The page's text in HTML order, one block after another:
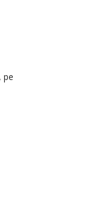
pe